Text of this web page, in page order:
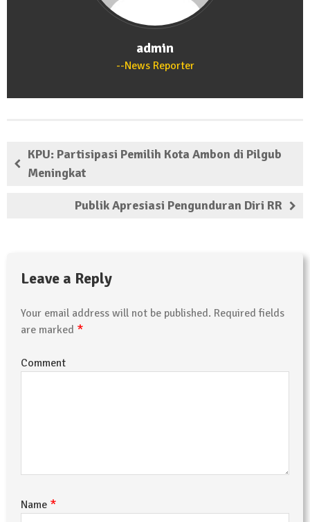
admin
News Reporter
KPU: Partisipasi Pemilih Kota Ambon di Pilgub
Meningkat
Publik Apresiasi Pengunduran Diri RR
Leave a Reply
Your email address will not be published. Required fields
are marked *
Comment
Name *